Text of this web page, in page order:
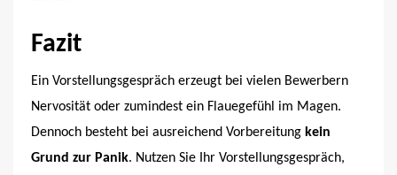
Fazit
Ein Vorstellungsgespräch erzeugt bei vielen Bewerbern
Nervosität oder zumindest ein Flauegefühl im Magen.
Dennoch besteht bei ausreichend Vorbereitung kein
Grund zur Panik. Nutzen Sie Ihr Vorstellungsgespräch,